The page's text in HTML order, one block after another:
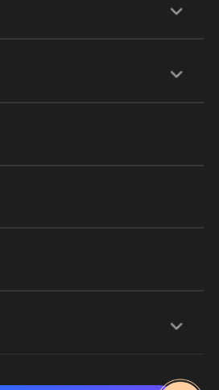
职业技能培训 兴趣培训
数字化运营
ERP 企微SCRM